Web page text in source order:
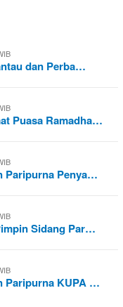
dan Perba…
Puasa Ramadha…
Paripurna Penya…
Sidang Par…
Paripurna KUPA …